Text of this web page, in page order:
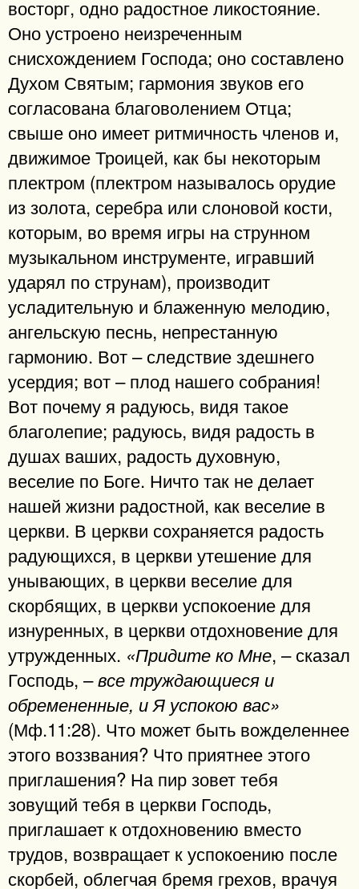
восторг, одно радостное ликостояние.
Оно устроено неизреченным
снисхождением Господа; оно составлено
Духом Святым; гармония звуков его
согласована благоволением Отца;
свыше оно имеет ритмичность членов и,
движимое Троицей, как бы некоторым
плектром (плектром называлось орудие
из золота, серебра или слоновой кости,
которым, во время игры на струнном
музыкальном инструменте, игравший
ударял по струнам), производит
усладительную и блаженную мелодию,
ангельскую песнь, непрестанную
гармонию. Вот – следствие здешнего
усердия; вот – плод нашего собрания!
Вот почему я радуюсь, видя такое
благолепие; радуюсь, видя радость в
душах ваших, радость духовную,
веселие по Боге. Ничто так не делает
нашей жизни радостной, как веселие в
церкви. В церкви сохраняется радость
радующихся, в церкви утешение для
унывающих, в церкви веселие для
скорбящих, в церкви успокоение для
изнуренных, в церкви отдохновение для
утружденных. «Придите ко Мне, – сказал
Господь, –все труждающиеся и
обремененные, и Я успокою вас»
(Мф.11:28). Что может быть вожделеннее
этого воззвания? Что приятнее этого
приглашения? На пир зовет тебя
зовущий тебя в церкви Господь,
приглашает к отдохновению вместо
трудов, возвращает к успокоению после
скорбей, облегчая бремя грехов, врачуя